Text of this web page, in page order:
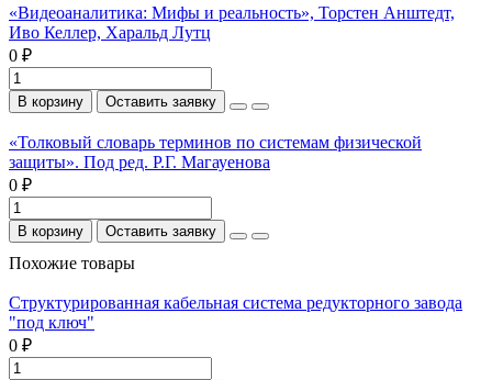
«Видеоаналитика: Мифы и реальность», Торстен Анштедт,
Иво Келлер, Харальд Лутц
0 ₽
В корзину Оставить заявку
«Толковый словарь терминов по системам физической
защиты». Под ред. Р.Г. Магауенова
0 ₽
В корзину Оставить заявку
Похожие товары
Структурированная кабельная система редукторного завода
"под ключ"
0 ₽